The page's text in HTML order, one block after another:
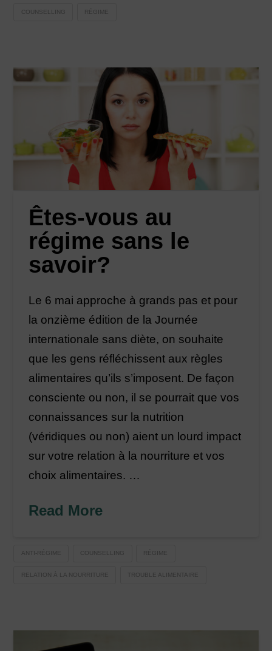
COUNSELLING RÉGIME
Êtes-vous au
régime sans le
savoir?
Le 6 mai approche à grands pas et pour
la onzième édition de la Journée
internationale sans diète, on souhaite
que les gens réfléchissent aux règles
alimentaires qu’ils s’imposent. De façon
consciente ou non, il se pourrait que vos
connaissances sur la nutrition
(véridiques ou non) aient un lourd impact
sur votre relation à la nourriture et vos
choix alimentaires. …
Read More
ANTI-RÉGIME COUNSELLING RÉGIME
RELATION À LA NOURRITURE TROUBLE ALIMENTAIRE